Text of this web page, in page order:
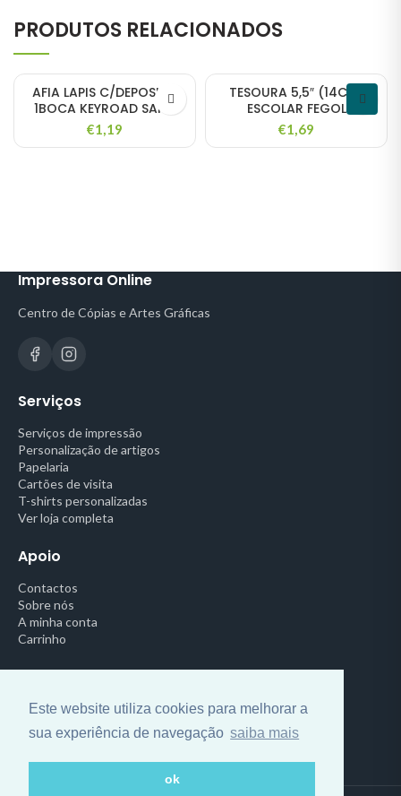
Este website utiliza cookies para melhorar a
sua experiência de navegação saiba mais
ok
PRODUTOS RELACIONADOS
AFIA LAPIS C/DEPOSITO
1BOCA KEYROAD SAND
€1,19
TESOURA 5,5″ (14CM)
ESCOLAR FEGOL
€1,69
Impressora Online
Centro de Cópias e Artes Gráficas
Serviços
Serviços de impressão
Personalização de artigos
Papelaria
Cartões de visita
T-shirts personalizadas
Ver loja completa
Apoio
Contactos
Sobre nós
A minha conta
Carrinho
Política de Privacidade
Termos e Condições
Centro de Arbitragem